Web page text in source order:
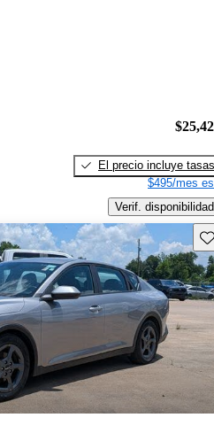
El precio incluye tasas
$495/mes
Verif. disponibilidad